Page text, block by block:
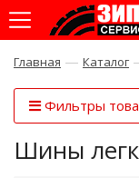
Главная — Каталог
Фильтры
Шины